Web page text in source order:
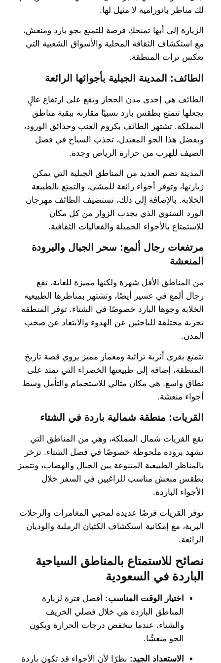
لك مناظر بانورامية لا مثيل لها.
الزيارة إلى أبها تمنحك فرصة للتمتع بجو بارد ومنعش،
مع استكشاف الثقافة المحلية والأسواق الشعبية التي
تعكس تراث المنطقة.
الطائف: المدينة الجبلية بأجوائها الرائعة
الطائف هي إحدى مدن الحجاز وتقع على ارتفاع عالٍ
يجعلها تتمتع بطقس بارد نسبيًا مقارنة ببقية مناطق
المملكة. تشتهر الطائف بكروم العنب وحدائق الورود،
وبفضل هذا الجو المعتدل، تجذب السياح في فصل
الصيف للهرب من حرارة الرياض وجدة.
المدينة تضم العديد من المناطق الجبلية التي يمكن
زيارتها، وتوفر أجواء رائعة للمشي، والتمتع بالطبيعة
الخلابة. بالإضافة إلى ذلك، تستضيف الطائف مهرجان
الورد السنوي الذي يجذب الزوار من كل مكان
للاستمتاع بالأجواء الجميلة والفعاليات الثقافية.
مرتفعات رجال ألمع: سحر الجبال والبرودة
المنعشة
من المناطق الأقل شهرة ولكنها مميزة للغاية، تقع
رجال ألمع في عسير أيضًا، وتشتهر بمناظرها الطبيعية
الخلابة وجوها البارد خصوصًا في الشتاء. توفر المنطقة
تجربة مختلفة للباحثين عن الهدوء والابتعاد عن صخب
المدن.
تتمتع بقرى أثرية تراثية ومعمار مميز يروي قصة تاريخ
المنطقة، إضافة إلى طبيعتها الخضراء التي تمتد على
نطاق واسع. هي مكان مثالي للاستجمام والتأمل وسط
أجواء منعشة.
القريات: منطقة شمالية باردة في الشتاء
تقع القريات شمال المملكة، وهي من المناطق التي
تشهد برودة ملحوظة خصوصًا في فصل الشتاء. تزخر
بالمناظر الطبيعية المتنوعة بين الجبال والهضاب، وتتميز
بطقس منعش مناسب للراغبين في السفر خلال
الأجواء الباردة.
توفر القريات فرصًا عديدة لمحبي المغامرات والرحلات
البرية، مع إمكانية استكشاف الكثبان الرملية والوديان
الرائعة.
نصائح للاستمتاع بالمناطق السياحية
الباردة في السعودية
اختيار الوقت المناسب: أفضل فترة لزيارة
المناطق الباردة هي خلال فصلي الخريف
والشتاء، عندما تنخفض درجات الحرارة ويكون
الجو منعشًا.
الاستعداد الجيد: نظرًا لأن الأجواء قد تكون باردة